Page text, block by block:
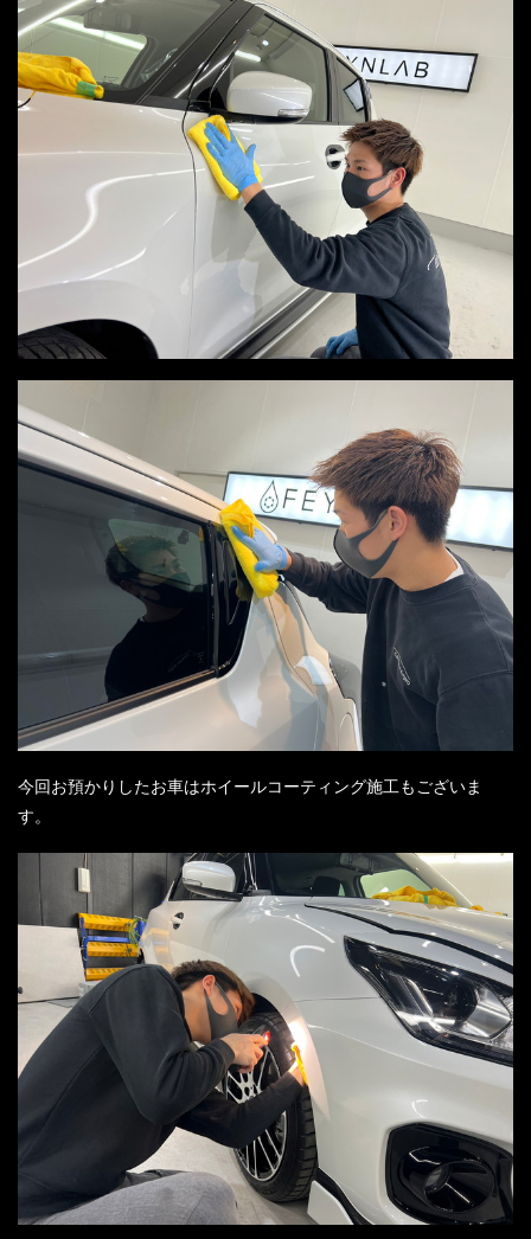
今回お預かりしたお車はホイールコーティング施工もございま
す。